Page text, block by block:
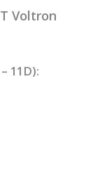
Voltron
11D):